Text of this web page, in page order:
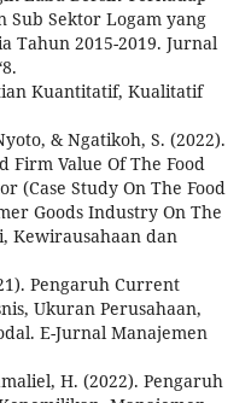
Sub Sektor Logam yang
Tahun 2015-2019. Jurnal
Kuantitatif, Kualitatif
& Ngatikoh, S. (2022).
Value Of The Food
(Case Study On The Food
Goods Industry On The
Kewirausahaan dan
Pengaruh Current
Ukuran Perusahaan,
E-Jurnal Manajemen
H. (2022). Pengaruh